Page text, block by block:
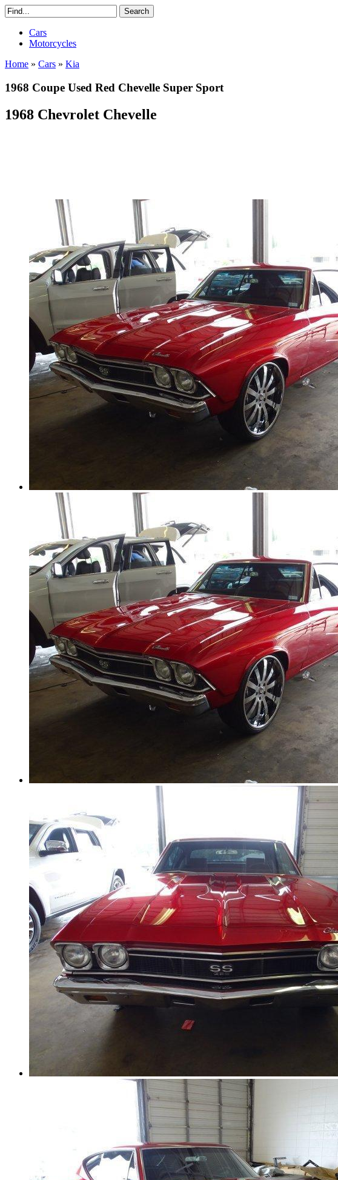
Cars
Motorcycles
Home » Cars » Kia
1968 Coupe Used Red Chevelle Super Sport
1968 Chevrolet Chevelle